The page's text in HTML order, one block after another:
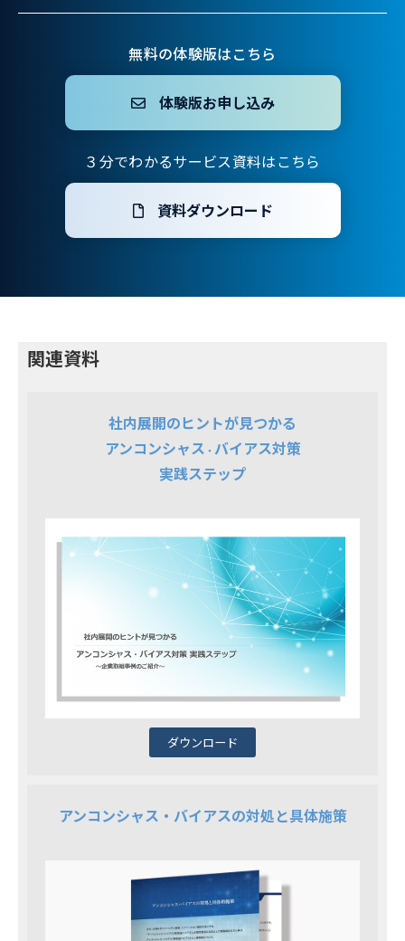
無料の体験版はこちら
体験版お申し込み
３分でわかるサービス資料はこちら
資料ダウンロード
関連資料
社内展開のヒントが見つかる
アンコンシャス ・ バイアス対策
実践ステップ
ダウンロード
アンコンシャス・バイアスの対処と具体施策